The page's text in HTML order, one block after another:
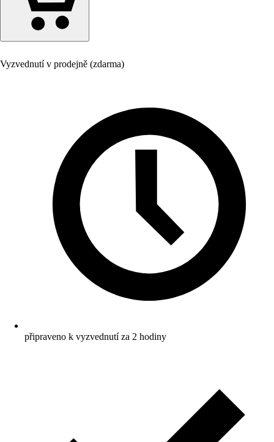
Vyzvednutí v prodejně (zdarma)
připraveno k vyzvednutí za 2 hodiny